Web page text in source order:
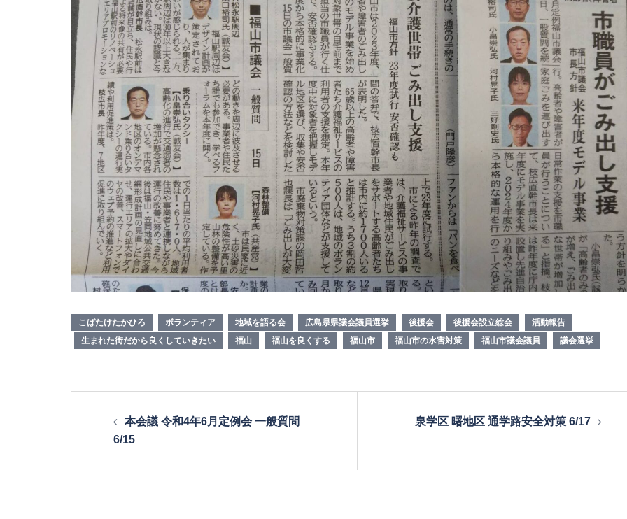
こばたけたかひろ ボランティア 地域を語る会 広島県県議会議員選挙 後援会 後援会設立総会
活動報告
生まれた街だから良くしていきたい
福山 福山を良くする 福山市 福山市の水害対策 福山市議会議員 議会選挙
本会議 令和4年6月定例会 一般質問
6/15
泉学区 曙地区 通学路安全対策 6/17